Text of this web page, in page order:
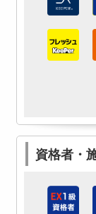
資格者・